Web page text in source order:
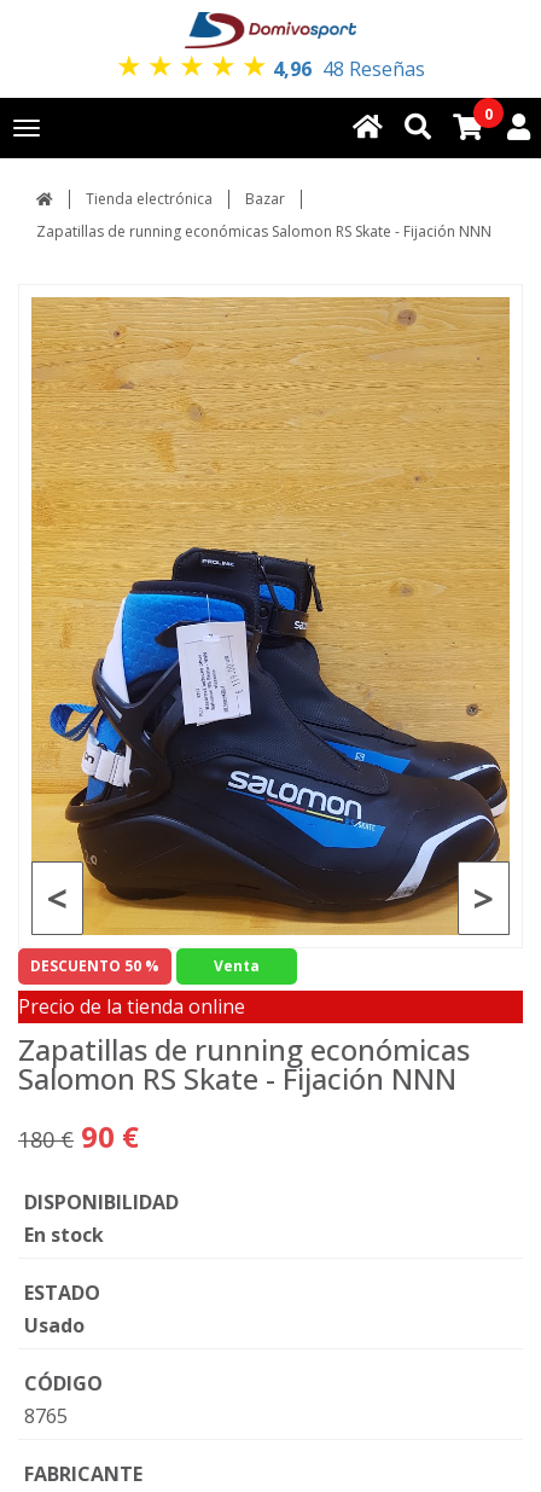
★ ★ ★ ★ ★ 4,96 48 Reseñas
Toggle
navigation
0
Tienda electrónica
Bazar
Zapatillas de running económicas Salomon RS Skate - Fijación NNN
>
<
DESCUENTO 50 % Venta
Precio de la tienda online
Zapatillas de running económicas
Salomon RS Skate - Fijación NNN
180 € 90 €
DISPONIBILIDAD
En stock
ESTADO
Usado
CÓDIGO
8765
FABRICANTE